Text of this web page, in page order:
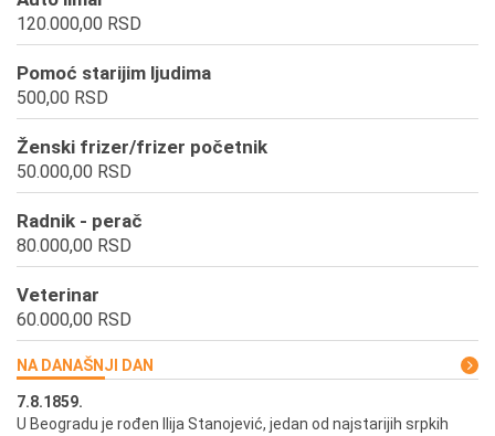
120.000,00 RSD
Pomoć starijim ljudima
500,00 RSD
Ženski frizer/frizer početnik
50.000,00 RSD
Radnik - perač
80.000,00 RSD
Veterinar
60.000,00 RSD
NA DANAŠNJI DAN
7.8.1859.
U Beogradu je rođen Ilija Stanojević, jedan od najstarijih srpkih